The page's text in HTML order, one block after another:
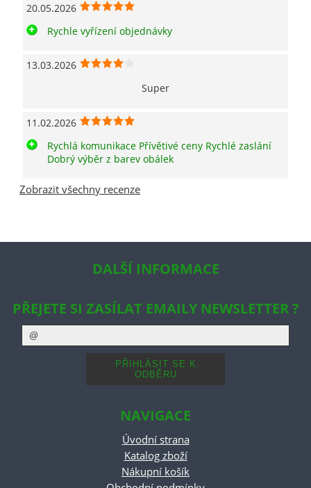
20.05.2026
Rychle vyřízení objednávky
13.03.2026
Super
11.02.2026
Rychlá komunikace Přívětivé ceny Rychlé zaslání
Dobrý výběr z barev obálek
Zobrazit všechny recenze
DALŠÍ INFORMACE
PŘEJETE SI ZASÍLAT EMAILY NEWSLETTER ?
NAVIGACE
Úvodní strana
Katalog zboží
Nákupní košík